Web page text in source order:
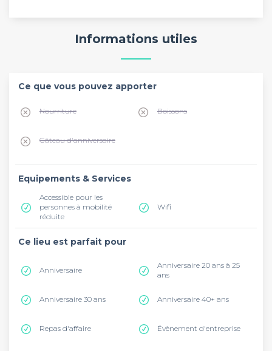
Informations utiles
Ce que vous pouvez apporter
Nourriture Boissons
Gâteau d'anniversaire
Equipements & Services
Accessible pour les
personnes à mobilité
réduite
Wifi
Ce lieu est parfait pour
Anniversaire
Anniversaire 20 ans à 25
ans
Anniversaire 30 ans Anniversaire 40+ ans
Repas d'affaire Évènement d'entreprise